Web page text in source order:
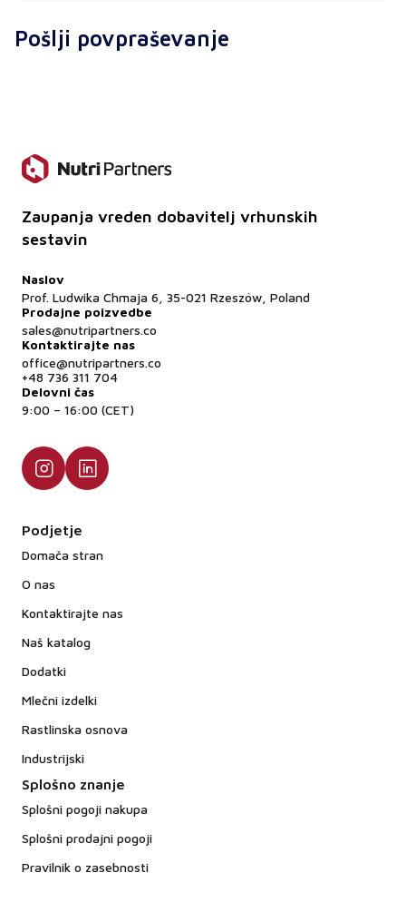
Ponujamo različne razrede za uporabo pri pihanju,
Ali je LLDPE mogoče reciklirati?
Pošlji povpraševanje
Zaupanja vreden dobavitelj vrhunskih
sestavin
Naslov
Prof. Ludwika Chmaja 6, 35-021 Rzeszów, Poland
Prodajne poizvedbe
sales@nutripartners.co
Kontaktirajte nas
office@nutripartners.co
+48 736 311 704
Delovni čas
9:00 – 16:00 (CET)
Podjetje
Domača stran
O nas
Kontaktirajte nas
Naš katalog
Dodatki
Mlečni izdelki
Rastlinska osnova
Industrijski
Splošno znanje
Splošni pogoji nakupa
Splošni prodajni pogoji
Pravilnik o zasebnosti